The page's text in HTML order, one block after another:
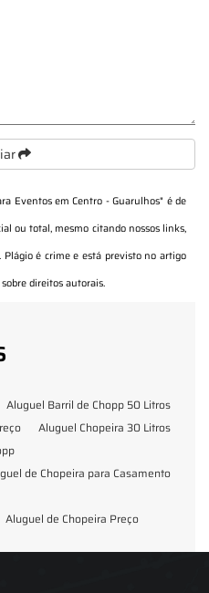
Eventos em Centro - Guarulhos" é de
ou total, mesmo citando nossos links,
é crime e está previsto no artigo
direitos autorais.
Aluguel Barril de Chopp 50 Litros
Aluguel Chopeira 30 Litros
de Chopeira para Casamento
Aluguel de Chopeira Preço